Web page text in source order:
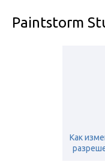
Paintstorm
Как